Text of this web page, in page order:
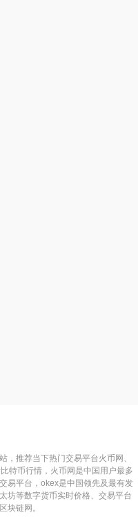
，推荐当下热门交易平台火币网、
特币行情，火币网是中国用户最多
易平台，okex是中国领先及最有发
坊等数字货币实时价格、交易平台
块链网。